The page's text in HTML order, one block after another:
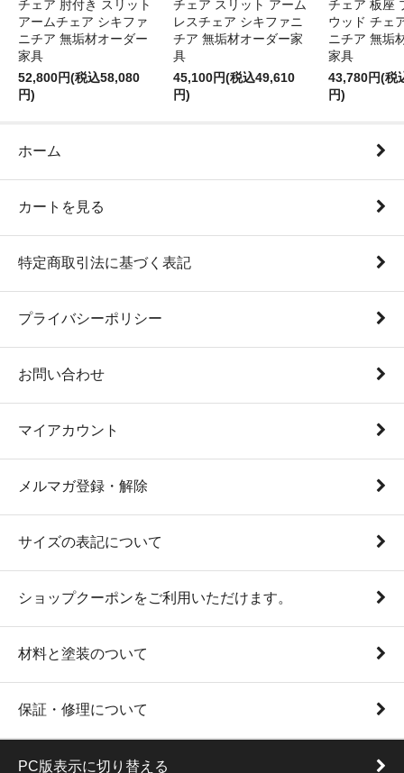
チェア 肘付き スリット
アームチェア シキファ
ニチア 無垢材オーダー
家具
52,800円(税込58,080
円)
チェア スリット アーム
レスチェア シキファニ
チア 無垢材オーダー家
具
45,100円(税込49,610
円)
チェア 板座
ウッド チェ
ニチア 無垢
家具
43,780円(税
円)
ホーム
カートを見る
特定商取引法に基づく表記
プライバシーポリシー
お問い合わせ
マイアカウント
メルマガ登録・解除
サイズの表記について
ショップクーポンをご利用いただけます。
材料と塗装のついて
保証・修理について
PC版表示に切り替える